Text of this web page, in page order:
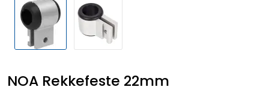
NOA Rekkefeste 22mm
Kampanje